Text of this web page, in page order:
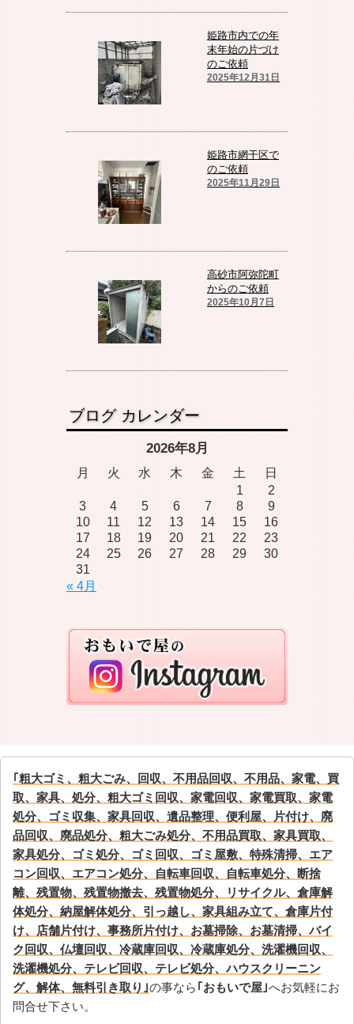
姫路市内での年
末年始の片づけ
のご依頼
2025年12月31日
姫路市網干区で
のご依頼
2025年11月29日
高砂市阿弥陀町
からのご依頼
2025年10月7日
ブログ カレンダー
2026年8月
月 火 水 木 金 土
日
1
2
3
4 5 6 7 8
9
10
11 12 13 14 15
16
17
18 19 20 21 22
23
24
25 26 27 28 29
30
31
« 4月
｢粗大ゴミ、粗大ごみ、回収、不用品回収、不用品、家電、買
取、家具、処分、粗大ゴミ回収、家電回収、家電買取、家電
処分、ゴミ収集、家具回収、遺品整理、便利屋、片付け、廃
品回収、廃品処分、粗大ごみ処分、不用品買取、家具買取、
家具処分、ゴミ処分、ゴミ回収、ゴミ屋敷、特殊清掃、エア
コン回収、エアコン処分、自転車回収、自転車処分、断捨
離、残置物、残置物撤去、残置物処分、リサイクル、倉庫解
体処分、納屋解体処分、引っ越し、家具組み立て、倉庫片付
け、店舗片付け、事務所片付け、お墓掃除、お墓清掃、バイ
ク回収、仏壇回収、冷蔵庫回収、冷蔵庫処分、洗濯機回収、
洗濯機処分、テレビ回収、テレビ処分、ハウスクリーニン
グ、解体、無料引き取り｣の事なら ｢おもいで屋｣へお気軽にお
問合せ下さい。